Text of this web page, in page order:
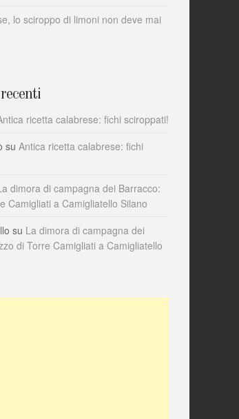
lo sciroppo di limoni non deve mai
ricetta calabrese: fichi sciroppati!
su Antica ricetta calabrese: fichi
dimora di campagna dei Barracco:
Camigliati a Camigliatello Silano
su La dimora di campagna dei
di Torre Camigliati a Camigliatello